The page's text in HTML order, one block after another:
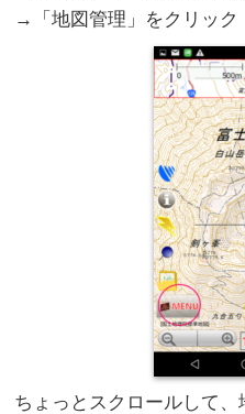
→「地図管理」をクリック
ちょっとスクロールして